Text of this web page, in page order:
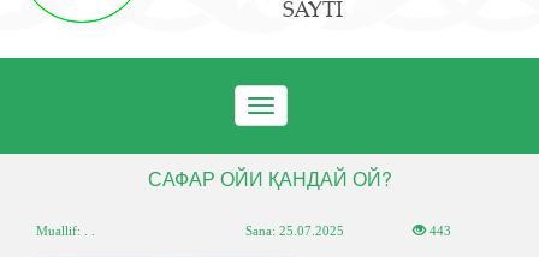
SAYTI
Toggle
navigation
САФАР ОЙИ ҚАНДАЙ ОЙ?
Muallif: . . Sana:25.07.2025 443